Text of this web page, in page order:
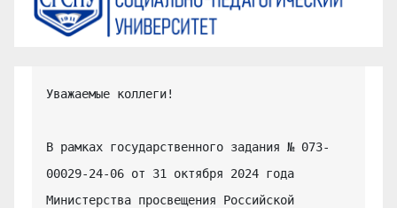
Уважаемые коллеги!
В рамках государственного задания № 073-
00029-24-06 от 31 октября 2024 года
Министерства просвещения Российской